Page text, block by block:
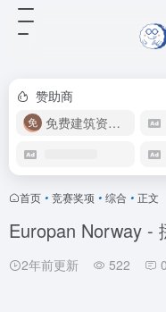
赞助商
免费建筑资源库
首页 • 竞赛奖项 • 综合 • 正文
Europan Norway -
2年前更新 522 0